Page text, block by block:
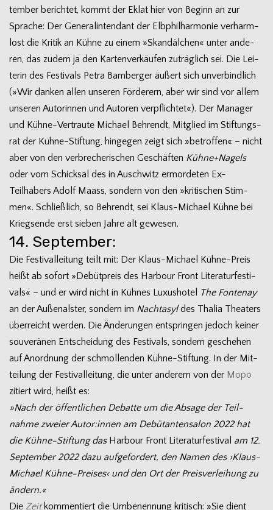
tem­ber berich­tet, kommt der Eklat hier von Beginn an zur
Spra­che: Der Gene­ral­inten­dant der Elb­phil­har­mo­nie ver­harm­
lost die Kri­tik an Kühne zu einem »Skan­däl­chen« unter ande­
ren, das zudem ja den Kar­ten­ver­käu­fen zuträg­lich sei. Die Lei­
te­rin des Fes­ti­vals Petra Bam­ber­ger äußert sich unver­bind­lich
(»Wir dan­ken allen unse­ren För­de­rern, aber wir sind vor allem
unse­ren Autorin­nen und Autoren ver­pflich­tet«). Der Mana­ger
und Kühne-Vertraute Michael Beh­rendt, Mit­glied im Stif­tungs­
rat der Kühne-Stiftung, hin­ge­gen zeigt sich »betrof­fen« – nicht
aber von den ver­bre­che­ri­schen Geschäf­ten Kühne+Nagels
oder vom Schick­sal des in Ausch­witz ermor­de­ten Ex-
Teilhabers Adolf Maass, son­dern von den »kri­ti­schen Stim­
men«. Schließ­lich, so Beh­rendt, sei Klaus-Michael Kühne bei
Kriegs­ende erst sie­ben Jahre alt gewesen.
14. September:
Die Fes­ti­val­lei­tung teilt mit: Der Klaus-Michael Kühne-Preis
heißt ab sofort »Debüt­preis des Har­bour Front Lite­ra­tur­fes­ti­
vals« – und er wird nicht in Küh­nes Luxus­ho­tel The Fon­tenay
an der Außen­als­ter, son­dern im Nacht­asyldes Tha­lia Thea­ters
über­reicht wer­den. Die Ände­run­gen ent­sprin­gen jedoch kei­ner
sou­ve­rä­nen Ent­schei­dung des Fes­ti­vals, son­dern gesche­hen
auf Anord­nung der schmol­len­den Kühne-Stiftung. In der Mit­
tei­lung der Fes­ti­val­lei­tung, die unter ande­rem von der Mopo
zitiert wird, heißt es:
»Nach der öffent­li­chen Debatte um die Absage der Teil­
nahme zweier Autor:innen am Debü­tan­ten­sa­lon 2022 hat
die Kühne-Stiftung das Har­bour Front Lite­ra­tur­fes­ti­val am 12.
Sep­tem­ber 2022 dazu auf­ge­for­dert, den Namen des ›Klaus-
Michael Kühne-Preises‹ und den Ort der Preis­ver­lei­hung zu
ändern.«
Die Zeitkom­men­tiert die Umbe­nen­nung kri­tisch: »Sie dient